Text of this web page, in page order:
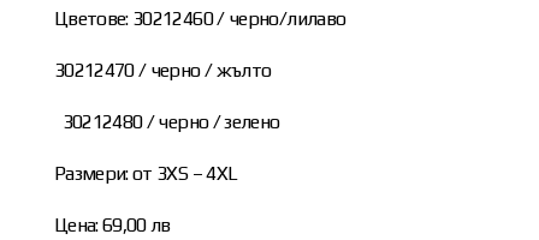
Цветове: 30212460 / черно/лилаво
30212470 / черно / жълто
30212480 / черно / зелено
Размери: от 3XS – 4XL
Цена: 69,00 лв